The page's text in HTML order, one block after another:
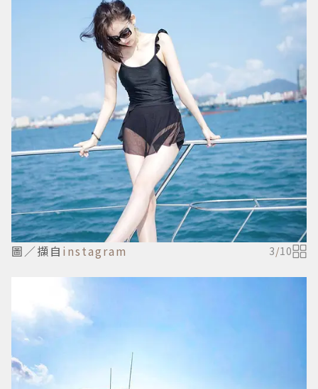
圖／擷自 instagram 3/10